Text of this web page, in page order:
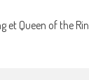
et Queen of the